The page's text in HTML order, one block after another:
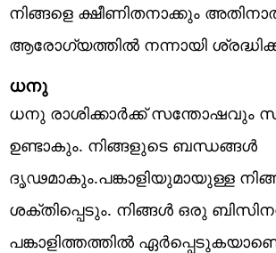
നിങ്ങളെ ക്ഷീണിതനാക്കും
ആരോഗ്യത്തിൽ നന്നായി
ധനു
ധനു രാശിക്കാർക്ക് സന്തോഷവും
ഉണ്ടാകും. നിങ്ങളുടെ ബന്ധങ്ങൾ
ദൃഢമാകും.പങ്കാളിയുമായുള്ള
ശക്തിപ്പെടും. നിങ്ങൾ ഒരു
പങ്കാളിത്തത്തിൽ